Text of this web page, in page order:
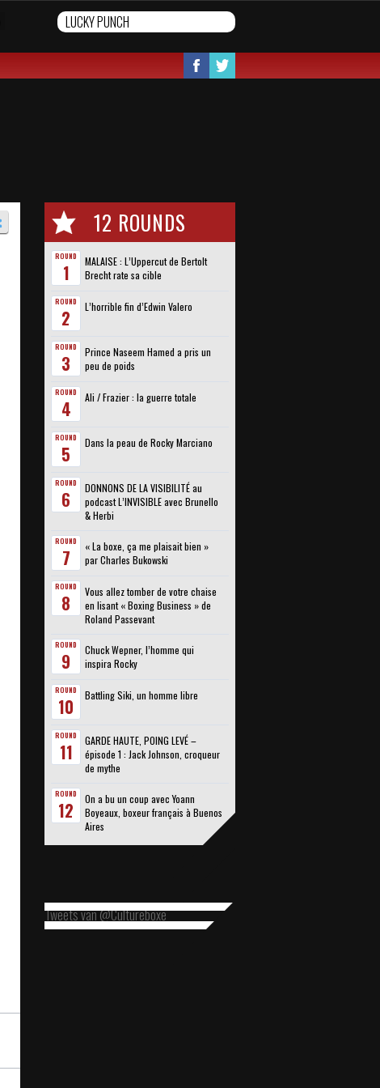
12 ROUNDS
ROUND
1
MALAISE : L’Uppercut de Bertolt
Brecht rate sa cible
ROUND
2 L’horrible fin d’Edwin Valero
ROUND
3
Prince Naseem Hamed a pris un
peu de poids
ROUND
4 Ali / Frazier : la guerre totale
ROUND
5 Dans la peau de Rocky Marciano
ROUND
6
DONNONS DE LA VISIBILITÉ au
podcast L’INVISIBLE avec Brunello
& Herbi
ROUND
7
« La boxe, ça me plaisait bien »
par Charles Bukowski
ROUND
8
Vous allez tomber de votre chaise
en lisant « Boxing Business » de
Roland Passevant
ROUND
9
Chuck Wepner, l’homme qui
inspira Rocky
ROUND
10 Battling Siki, un homme libre
ROUND
11
GARDE HAUTE, POING LEVÉ –
épisode 1 : Jack Johnson, croqueur
de mythe
ROUND
12
On a bu un coup avec Yoann
Boyeaux, boxeur français à Buenos
Aires
Tweets van @Cultureboxe